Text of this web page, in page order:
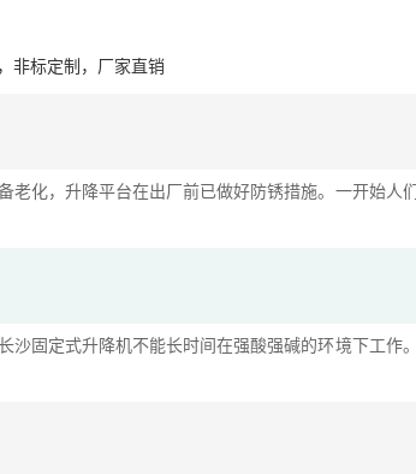
非标定制，厂家直销
化，升降平台在出厂前已做好防锈措施。一开始人
固定式升降机不能长时间在强酸强碱的环境下工作